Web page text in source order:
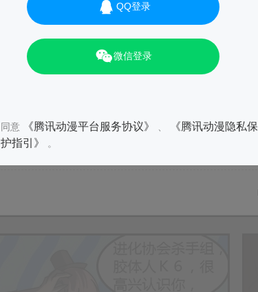
QQ登录
微信登录
同意 《腾讯动漫平台服务协议》
《腾讯动漫隐私保
护指引》
。
01